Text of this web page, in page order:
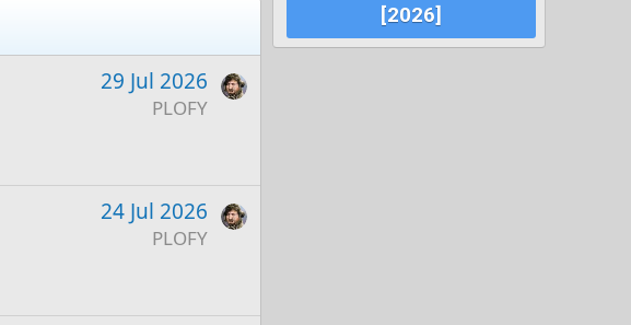
29 Jul 2026
PLOFY
24 Jul 2026
PLOFY
[2026]